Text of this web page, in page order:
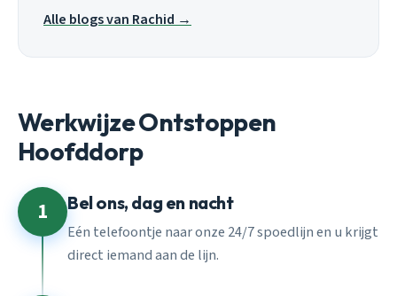
Alle blogs van Rachid →
Werkwijze Ontstoppen
Hoofddorp
1 Bel ons, dag en nacht
Eén telefoontje naar onze 24/7 spoedlijn en u krijgt
direct iemand aan de lijn.